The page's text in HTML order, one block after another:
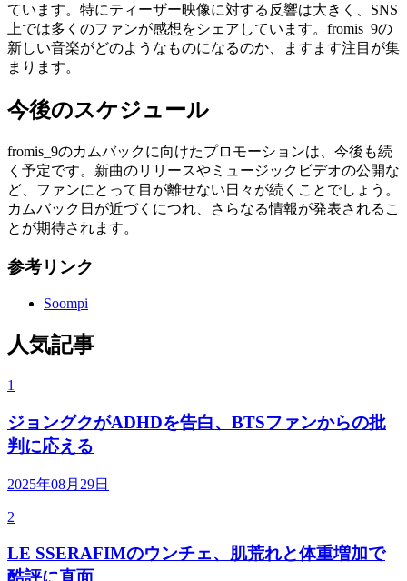
ています。特にティーザー映像に対する反響は大きく、SNS
上では多くのファンが感想をシェアしています。fromis_9の
新しい音楽がどのようなものになるのか、ますます注目が集
まります。
今後のスケジュール
fromis_9のカムバックに向けたプロモーションは、今後も続
く予定です。新曲のリリースやミュージックビデオの公開な
ど、ファンにとって目が離せない日々が続くことでしょう。
カムバック日が近づくにつれ、さらなる情報が発表されるこ
とが期待されます。
参考リンク
Soompi
人気記事
1
ジョングクがADHDを告白、BTSファンからの批
判に応える
2025年08月29日
2
LE SSERAFIMのウンチェ、肌荒れと体重増加で
酷評に直面